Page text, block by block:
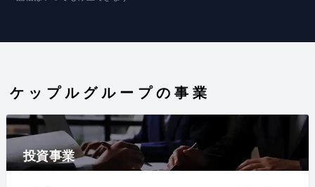
ケップルグループの事業
投資事業